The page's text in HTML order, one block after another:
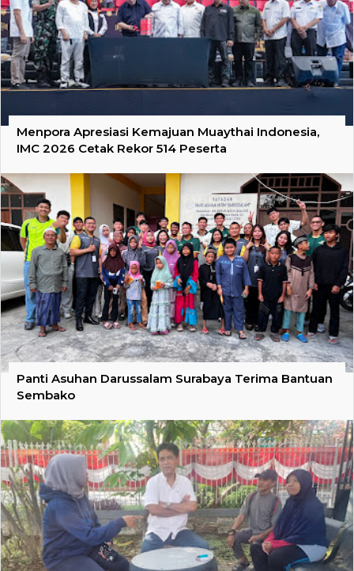
Menpora Apresiasi Kemajuan Muaythai Indonesia,
IMC 2026 Cetak Rekor 514 Peserta
Panti Asuhan Darussalam Surabaya Terima Bantuan
Sembako